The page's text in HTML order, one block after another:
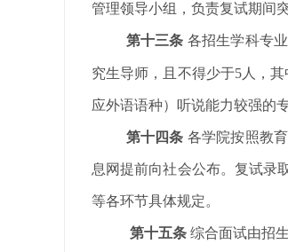
管理领导小组，负责复试期间
第十三条 各招生学科专
究生导师，且不得少于5人，
应外语语种） 听说能力较强的
第十四条 各学院按照教
息网提前向社会公布。复试录
等各环节具体规定。
第十五条 综合面试由招